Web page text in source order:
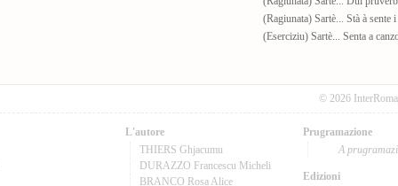
(Ragiunata) Sartè... Stà à sente
(Eserciziu) Sartè... Senta a
© 2026
L'autore
THIERS Ghjacumu
DURAZZO Francescu Micheli
BRANCO Rosa Alice
Prugramazione
A
Edizioni